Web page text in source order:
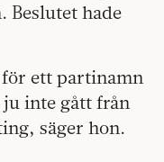
Beslutet hade
ett partinamn
inte gått från
säger hon.